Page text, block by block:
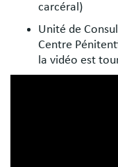
carcéral)
Unité de
Centre
la vidéo est